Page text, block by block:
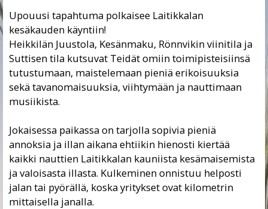
Upouusi tapahtuma polkaisee Laitikkalan
kesäkauden käyntiin!
Heikkilän Juustola, Kesänmaku, Rönnvikin viinitila ja
Suttisen tila kutsuvat Teidät omiin toimipisteisiinsä
tutustumaan, maistelemaan pieniä erikoisuuksia
sekä tavanomaisuuksia, viihtymään ja nauttimaan
musiikista.
Jokaisessa paikassa on tarjolla sopivia pieniä
annoksia ja illan aikana ehtiikin hienosti kiertää
kaikki nauttien Laitikkalan kauniista kesämaisemista
ja valoisasta illasta. Kulkeminen onnistuu helposti
jalan tai pyörällä, koska yritykset ovat kilometrin
mittaisella janalla.